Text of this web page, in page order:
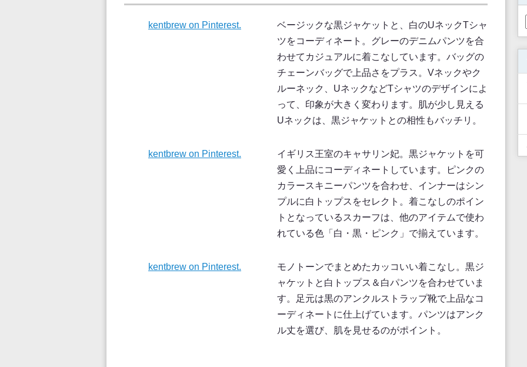
kentbrew on Pinterest.
ベージックな黒ジャケットと、白のUネックTシャ
ツをコーディネート。グレーのデニムパンツを合
わせてカジュアルに着こなしています。バッグの
チェーンバッグで上品さをプラス。Vネックやク
ルーネック、UネックなどTシャツのデザインによ
って、印象が大きく変わります。肌が少し見える
Uネックは、黒ジャケットとの相性もバッチリ。
kentbrew on Pinterest.
イギリス王室のキャサリン妃。黒ジャケットを可
愛く上品にコーディネートしています。ピンクの
カラースキニーパンツを合わせ、インナーはシン
プルに白トップスをセレクト。着こなしのポイン
トとなっているスカーフは、他のアイテムで使わ
れている色「白・黒・ピンク」で揃えています。
kentbrew on Pinterest.
モノトーンでまとめたカッコいい着こなし。黒ジ
ャケットと白トップス＆白パンツを合わせていま
す。足元は黒のアンクルストラップ靴で上品なコ
ーディネートに仕上げています。パンツはアンク
ル丈を選び、肌を見せるのがポイント。